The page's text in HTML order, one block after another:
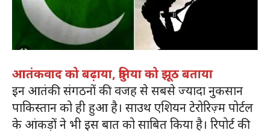
आतंकवाद को बढ़ाया, दुनिया को झूठ बताया
इन आतंकी संगठनों की वजह से सबसे ज्यादा नुकसान
पाकिस्तान को ही हुआ है। साउथ एशियन टेरोरिज़्म पोर्टल
के आंकड़ों ने भी इस बात को साबित किया है। रिपोर्ट की